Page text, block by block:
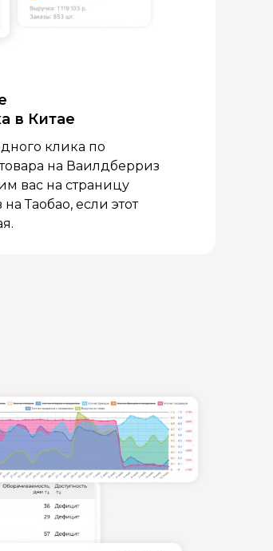
в Китае
клика по
на Ваилдберриз
вас на страницу
Таобао, если этот